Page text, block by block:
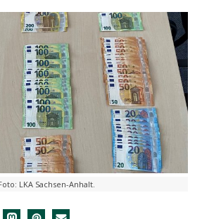
LKA Sachsen-Anhalt.